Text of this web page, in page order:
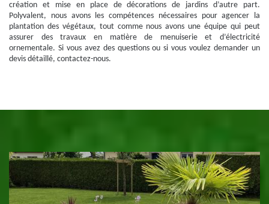
création et mise en place de décorations de jardins d’autre part.
Polyvalent, nous avons les compétences nécessaires pour agencer la
plantation des végétaux, tout comme nous avons une équipe qui peut
assurer des travaux en matière de menuiserie et d’électricité
ornementale. Si vous avez des questions ou si vous voulez demander un
devis détaillé, contactez-nous.